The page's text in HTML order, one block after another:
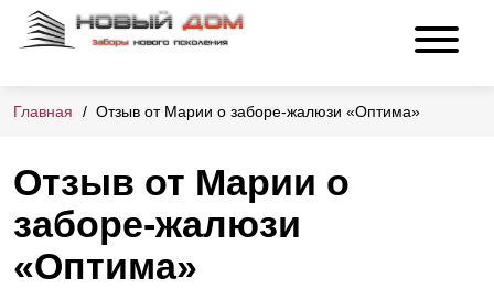
Главная Отзыв от Марии о заборе-жалюзи «Оптима»
Отзыв от Марии о
заборе-жалюзи
«Оптима»